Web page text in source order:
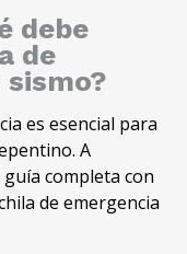
debe
de
es esencial para
A
completa con
de emergencia